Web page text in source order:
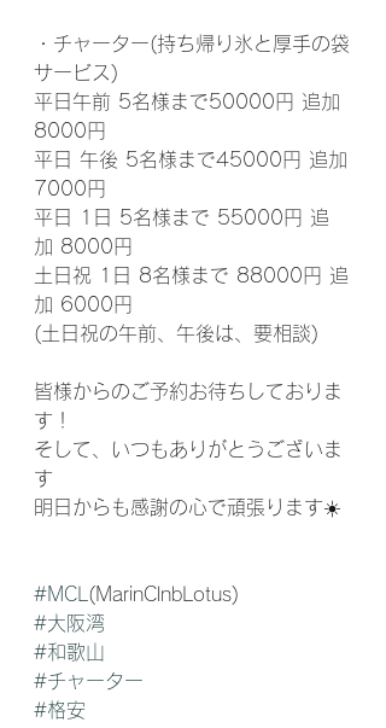
・チャーター(持ち帰り氷と厚手の袋
サービス)
平日午前 5名様まで50000円 追加
8000円
平日 午後 5名様まで45000円 追加
7000円
平日 1日 5名様まで 55000円 追
加 8000円
土日祝 1日 8名様まで 88000円 追
加 6000円
(土日祝の午前、午後は、要相談)
皆様からのご予約お待ちしておりま
す！
そして、いつもありがとうございま
す
明日からも感謝の心で頑張ります☀️
#MCL (MarinClnbLotus)
#大阪湾
#和歌山
#チャーター
#格安